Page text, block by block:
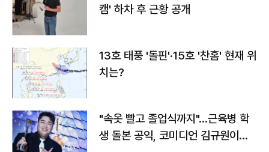
캠' 하차 후 근황 공개
13호 태풍 '돌핀'·15호 '찬홈' 현재 위
치는?
"속옷 빨고 졸업식까지"…근육병 학
생 돌본 공익, 코미디언 김규원이었